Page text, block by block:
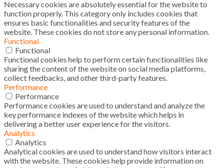
Necessary cookies are absolutely essential for the website to
function properly. This category only includes cookies that
ensures basic functionalities and security features of the
website. These cookies do not store any personal information.
Functional
Functional
Functional cookies help to perform certain functionalities like
sharing the content of the website on social media platforms,
collect feedbacks, and other third-party features.
Performance
Performance
Performance cookies are used to understand and analyze the
key performance indexes of the website which helps in
delivering a better user experience for the visitors.
Analytics
Analytics
Analytical cookies are used to understand how visitors interact
with the website. These cookies help provide information on